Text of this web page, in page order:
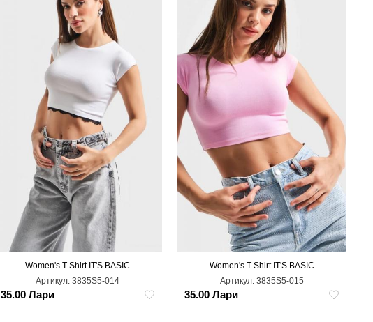
S
Women's T-Shirt IT'S BASIC
Артикул:3835S5-014
35.00 Лари
L
Women's T-Shirt IT'S BASIC
Артикул:3835S5-015
35.00 Лари